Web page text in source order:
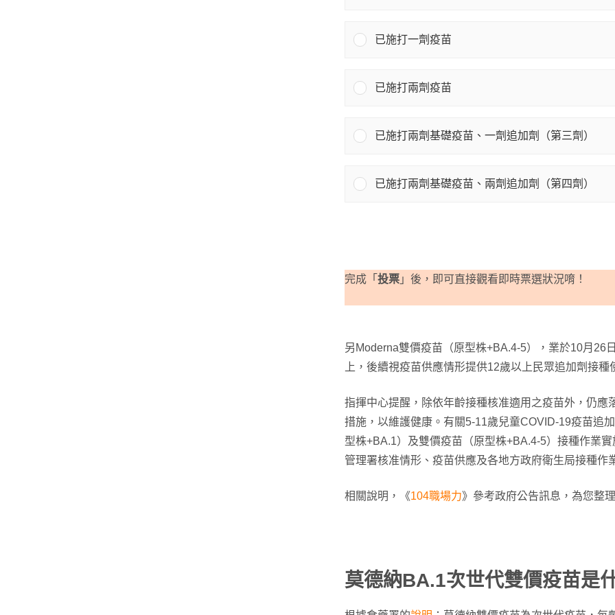
已施打一劑疫苗
已施打兩劑疫苗
已施打兩劑基礎疫苗、一劑追加劑（第三劑）
已施打兩劑基礎疫苗、兩劑追加劑（第四劑）
完成「 投票 」後，即可直接觀看即時票選狀況唷！
另Moderna雙價疫苗（原型株+BA.4-5），業於10月26
上，後續視疫苗供應情形提供12歲以上民眾追加劑接種
指揮中心提醒，除依年齡接種核准適用之疫苗外，仍應
措施，以維護健康。有關5-11歲兒童COVID-19疫苗追
型株+BA.1）及雙價疫苗（原型株+BA.4-5）接種作業
管理署核准情形、疫苗供應及各地方政府衛生局接種作
相關說明，《104職場力》參考政府公告訊息，為您整
莫德納BA.1次世代雙價疫苗是